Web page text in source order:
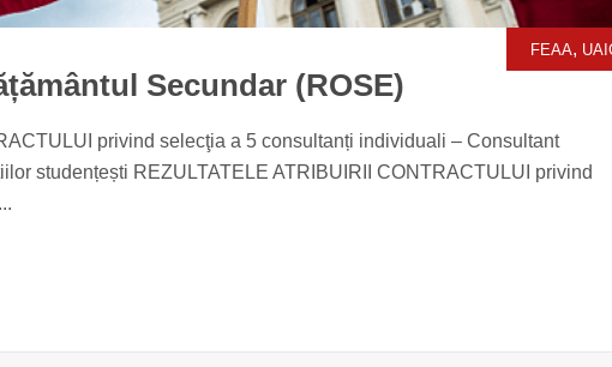
FEAA,
Secundar (ROSE)
privind selecţia a 5 consultanți individuali – Consultant
studențești REZULTATELE ATRIBUIRII CONTRACTULUI privind